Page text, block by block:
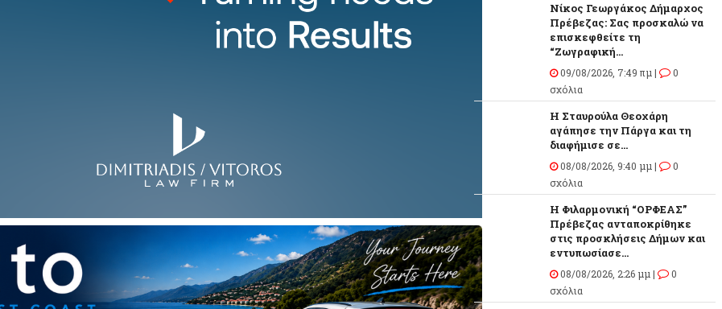
Νίκος Γεωργάκος Δήμαρχος
Πρέβεζας: Σας προσκαλώ να
επισκεφθείτε τη
“Ζωγραφική...
09/08/2026, 7:49 πμ |
0
σχόλια
Η Σταυρούλα Θεοχάρη
αγάπησε την Πάργα και τη
διαφήμισε σε...
08/08/2026, 9:40 μμ |
0
σχόλια
Η Φιλαρμονική “ΟΡΦΕΑΣ”
Πρέβεζας ανταποκρίθηκε
στις προσκλήσεις Δήμων και
εντυπωσίασε...
08/08/2026, 2:26 μμ |
0
σχόλια